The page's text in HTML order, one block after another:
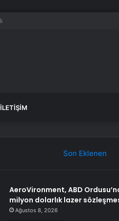
İLETIŞIM
Son Eklenen
AeroVironment, ABD
milyon dolarlık lazer
Ağustos 8, 2026